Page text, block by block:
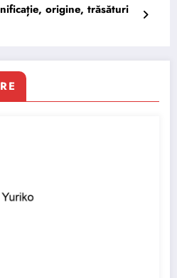
origine, trăsături